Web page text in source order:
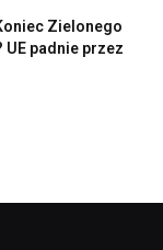
Zielonego
padnie przez